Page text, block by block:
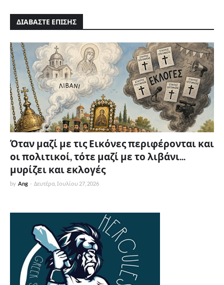
ΔΙΑΒΑΣΤΕ ΕΠΙΣΗΣ
Όταν μαζί με τις Εικόνες περιφέρονται και
οι πολιτικοί, τότε μαζί με το λιβάνι...
μυρίζει και εκλογές
by Ang - Δευτέρα, Ιουλίου 27, 2026